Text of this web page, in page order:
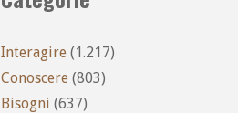
Interagire (1.217)
Conoscere (803)
Bisogni (637)